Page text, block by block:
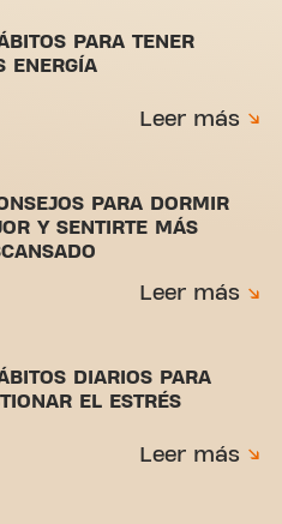
PARA TENER
ENERGÍA
Leer más
PARA DORMIR
Y SENTIRTE MÁS
Leer más
DIARIOS PARA
EL ESTRÉS
Leer más